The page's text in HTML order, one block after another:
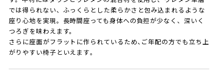
では得られない、ふっくらとした柔らかさと包み込まれるような
座り心地を実現。長時間座っても身体への負担が少なく、深いく
つろぎを味わえます。
さらに座面がフラットに作られているため､ご年配の方でも立ち上
がりやすい椅子といえます｡